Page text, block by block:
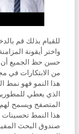
واختر أيقونة
حسن حظ الجميع أن
من الابتكارات في
هذا النمو فهو نمط
الذي يعطي
المتصفح ويسمح
هذا النمط تحسينات
صندوق البحث